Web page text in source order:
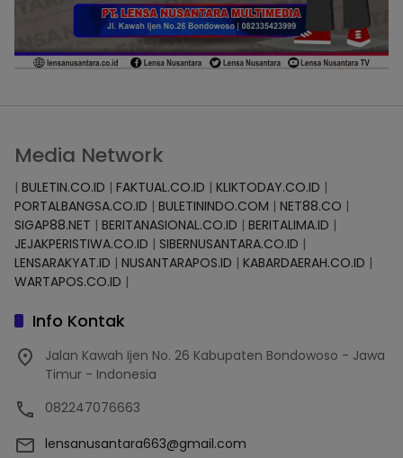
Media Network
| BULETIN.CO.ID | FAKTUAL.CO.ID | KLIKTODAY.CO.ID |
PORTALBANGSA.CO.ID | BULETININDO.COM | NET88.CO |
SIGAP88.NET | BERITANASIONAL.CO.ID | BERITALIMA.ID |
JEJAKPERISTIWA.CO.ID | SIBERNUSANTARA.CO.ID |
LENSARAKYAT.ID | NUSANTARAPOS.ID | KABARDAERAH.CO.ID |
WARTAPOS.CO.ID |
Info Kontak
Jalan Kawah Ijen No. 26 Kabupaten Bondowoso - Jawa
Timur - Indonesia
082247076663
lensanusantara663@gmail.com